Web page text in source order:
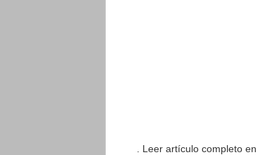
. Leer artículo completo